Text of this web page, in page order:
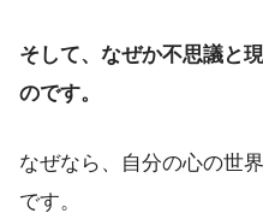
そして、なぜか不思議と
のです。
なぜなら、自分の心の世
です。